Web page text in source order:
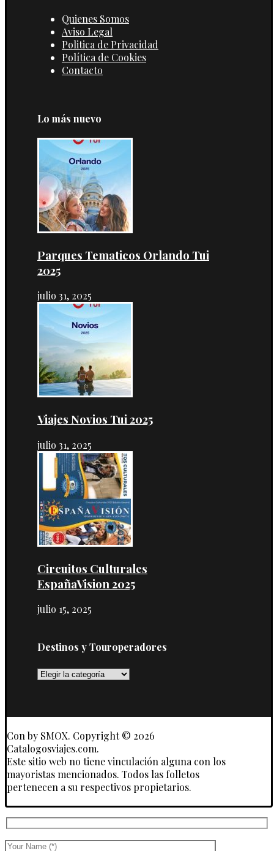
Quienes Somos
Aviso Legal
Politica de Privacidad
Política de Cookies
Contacto
Lo más nuevo
Parques Tematicos Orlando Tui
2025
julio 31, 2025
Viajes Novios Tui 2025
julio 31, 2025
Circuitos Culturales
EspañaVision 2025
julio 15, 2025
Destinos y Touroperadores
Destinos
Con by SMOX. Copyright © 2026
Catalogosviajes.com.
Este sitio web no tiene vinculación alguna con los
mayoristas mencionados. Todos las folletos
pertenecen a su respectivos propietarios.